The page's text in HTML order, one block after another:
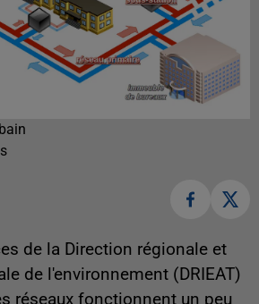
de la Direction régionale et
de l'environnement (DRIEAT)
réseaux fonctionnent un peu